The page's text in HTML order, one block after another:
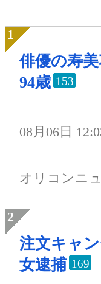
俳優の寿美
94歳 153
08月06日
オリコンニ
注文キャン
女逮捕 169